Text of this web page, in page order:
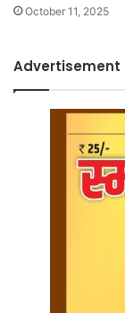
October 11, 2025
Advertisement